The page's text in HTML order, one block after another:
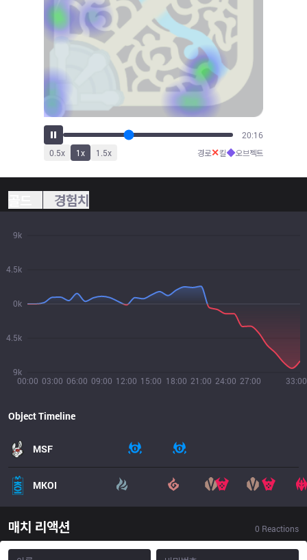
22:24
0.5x 1x 1.5x 경로✕킬◆오브젝트
경험치
00:00 03:00 06:00 09:00 12:00 15:00 18:00 21:00 24:00 27:00 33:00
9k
4.5k
0k
4.5k
9k
Object Timeline
MSF
MKOI
매치 리액션 0 Reactions